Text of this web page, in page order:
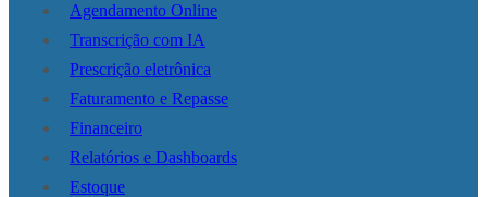
Agendamento Online
Transcrição com IA
Prescrição eletrônica
Faturamento e Repasse
Financeiro
Relatórios e Dashboards
Estoque